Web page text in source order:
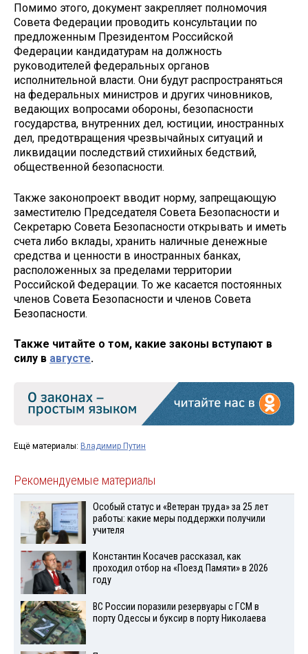
Помимо этого, документ закрепляет полномочия
Совета Федерации проводить консультации по
предложенным Президентом Российской
Федерации кандидатурам на должность
руководителей федеральных органов
исполнительной власти. Они будут распространяться
на федеральных министров и других чиновников,
ведающих вопросами обороны, безопасности
государства, внутренних дел, юстиции, иностранных
дел, предотвращения чрезвычайных ситуаций и
ликвидации последствий стихийных бедствий,
общественной безопасности.
Также законопроект вводит норму, запрещающую
заместителю Председателя Совета Безопасности и
Секретарю Совета Безопасности открывать и иметь
счета либо вклады, хранить наличные денежные
средства и ценности в иностранных банках,
расположенных за пределами территории
Российской Федерации. То же касается постоянных
членов Совета Безопасности и членов Совета
Безопасности.
Также читайте о том, какие законы вступают в
силу в августе.
Ещё материалы: Владимир Путин
Рекомендуемые материалы
Особый статус и «Ветеран труда» за 25 лет
работы: какие меры поддержки получили
учителя
Константин Косачев рассказал, как
проходил отбор на «Поезд Памяти» в 2026
году
ВС России поразили резервуары с ГСМ в
порту Одессы и буксир в порту Николаева